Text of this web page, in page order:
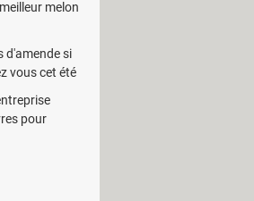
facilité.
la machine
melon
d'amende si
vous cet été
pour